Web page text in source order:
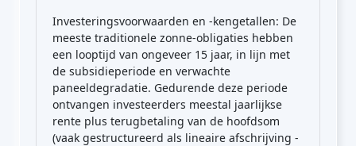
Investeringsvoorwaarden en -kengetallen: De
meeste traditionele zonne-obligaties hebben
een looptijd van ongeveer 15 jaar, in lijn met
de subsidieperiode en verwachte
paneeldegradatie. Gedurende deze periode
ontvangen investeerders meestal jaarlijkse
rente plus terugbetaling van de hoofdsom
(vaak gestructureerd als lineaire afschrijving -